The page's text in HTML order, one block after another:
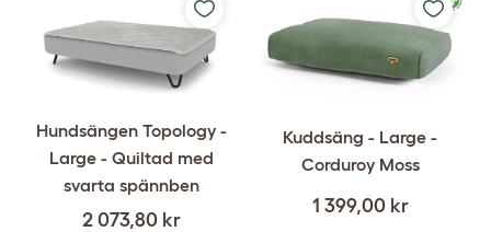
Hundsängen Topology -
Large - Quiltad med
svarta spännben
2 073,80 kr
Kuddsäng - Large -
Corduroy Moss
1 399,00 kr